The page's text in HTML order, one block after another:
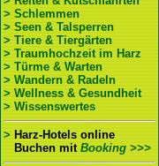
> Schlemmen
> Seen & Talsperren
> Tiere & Tiergärten
> Traumhochzeit im Harz
> Türme & Warten
> Wandern & Radeln
> Wellness & Gesundheit
> Wissenswertes
>Harz-Hotels online
Buchen mit Booking >>>